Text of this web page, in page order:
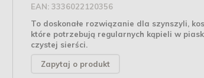
EAN: 3336022120356
To doskonałe rozwiązanie dla szynszyli,
które potrzebują regularnych kąpieli w
czystej sierści.
Zapytaj o produkt